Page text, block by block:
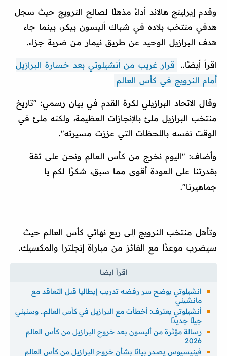
وقدم إيرلينج هالاند أداءً مذهلًا لصالح النرويج حيث سجل
هدفي منتخب بلاده في شباك أليسون بيكر، بينما جاء
هدف البرازيل الوحيد عن طريق نيمار من ضربة جزاء.
اقرأ أيضًا..
قرار غريب من أنشيلوتي بعد خسارة البرازيل
أمام النرويج في كأس العالم
وقال الاتحاد البرازيلي لكرة القدم في بيان رسمي: "تاريخ
منتخب البرازيل ملئ بالإنجازات العظيمة، ولكنه ملئ في
الوقت نفسه باللحظات التي عززت مسيرته".
وأضاف: "اليوم نخرج من كأس العالم ونحن على ثقة
بقدرتنا على العودة أقوى مما سبق، شكرًا لكم يا
جماهيرنا".
وتأهل منتخب النرويج إلى ربع نهائي كأس العالم حيث
سيضرب موعدًا مع الفائز من مباراة إنجلترا والمكسيك.
انشيلوتي يوضح سر رفضه تدريب إيطاليا قبل التعاقد مع
مانشيني
أنشيلوتي يعترف: أخطأت مع البرازيل في كأس العالم.. وسنبني
جيلًا جديدًا
رسالة مؤثرة من أليسون بعد خروج البرازيل من كأس العالم
2026
فينيسيوس يصدر بيانًا بشأن خروج البرازيل من كأس العالم